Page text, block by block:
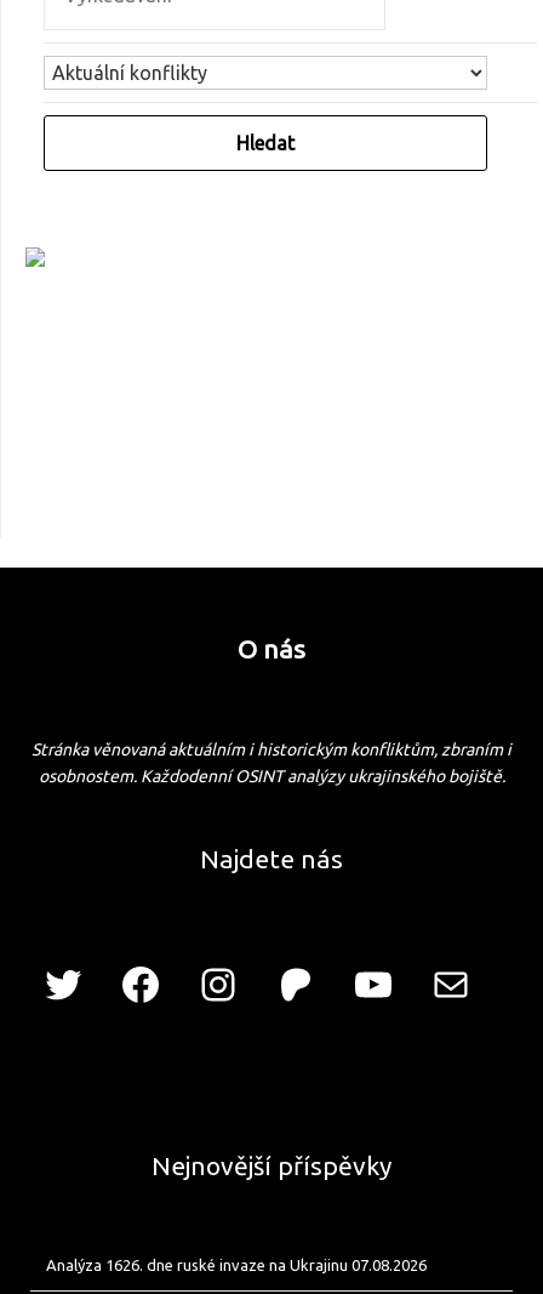
O nás
Stránka věnovaná aktuálním i historickým konfliktům, zbraním i
osobnostem. Každodenní OSINT analýzy ukrajinského bojiště.
Najdete nás
Nejnovější příspěvky
Analýza 1626. dne ruské invaze na Ukrajinu 07.08.2026